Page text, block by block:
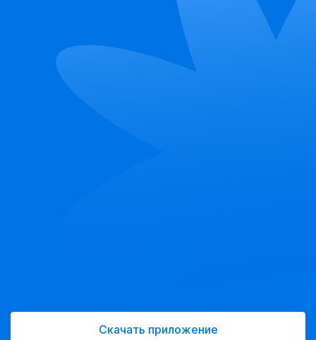
Скачать приложение